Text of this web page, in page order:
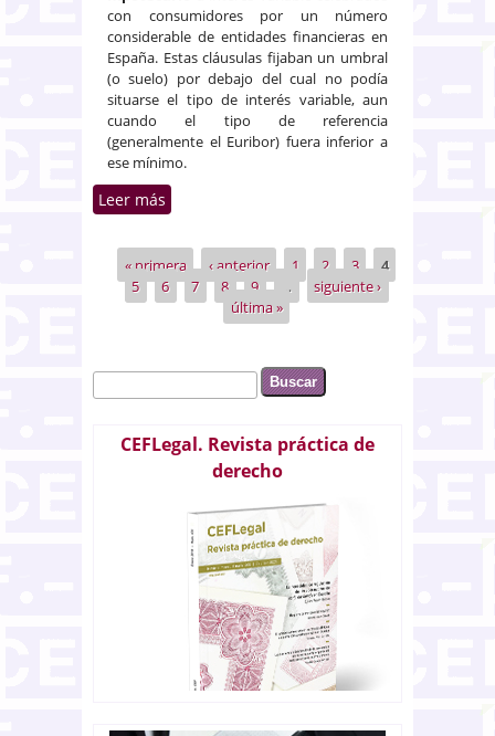
con consumidores por un número
considerable de entidades financieras en
España. Estas cláusulas fijaban un umbral
(o suelo) por debajo del cual no podía
situarse el tipo de interés variable, aun
cuando el tipo de referencia
(generalmente el Euribor) fuera inferior a
ese mínimo.
Leer más
contratos de préstamo
hipotecario puede ser
examinada en el marco de una
acción colectiva
Páginas
« primera ‹ anterior 1 2 3
4
5
6 7 8 9 …
siguiente ›
última »
Formulario de búsqueda
Buscar
CEFLegal. Revista práctica de
derecho